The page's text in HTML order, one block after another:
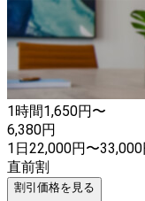
1時間1,650円〜
6,380円
1日22,000円〜33,000
直前割
割引価格を見る